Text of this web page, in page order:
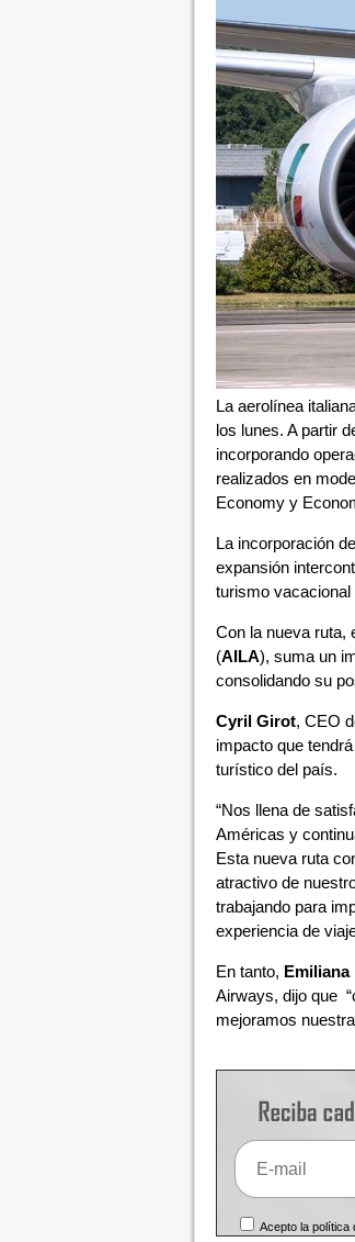
La aerolínea
los lunes. A partir
incorporando
realizados en
Economy y
La incorporación
expansión
turismo
Con la nueva ruta,
(AILA), suma un
consolidando su
Cyril Girot, CEO
impacto que
turístico del país.
“Nos llena de
Américas y
Esta nueva ruta
atractivo de
trabajando para
experiencia de
En tanto, Emiliana
Airways, dijo que
mejoramos
Acepto la